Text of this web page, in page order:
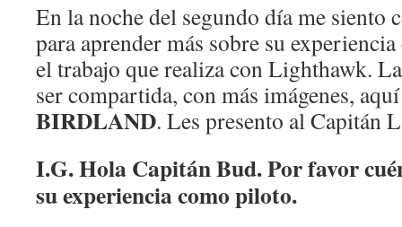
En la noche del segundo día me siento
para aprender más sobre su
el trabajo que realiza con Lighthawk.
ser compartida, con más imágenes,
BIRDLAND. Les presento al Capitán
I.G. Hola Capitán Bud. Por favor
su experiencia como piloto.